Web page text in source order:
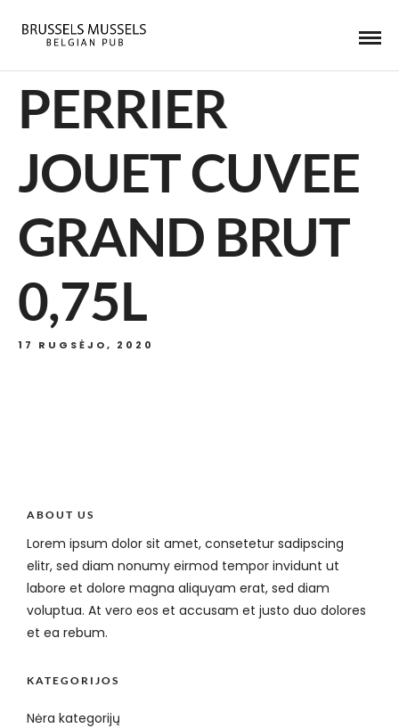
PERRIER
JOUET CUVEE
GRAND BRUT
0,75L
17 RUGSĖJO, 2020
ABOUT US
Lorem ipsum dolor sit amet, consetetur sadipscing
elitr, sed diam nonumy eirmod tempor invidunt ut
labore et dolore magna aliquyam erat, sed diam
voluptua. At vero eos et accusam et justo duo dolores
et ea rebum.
KATEGORIJOS
Nėra kategorijų